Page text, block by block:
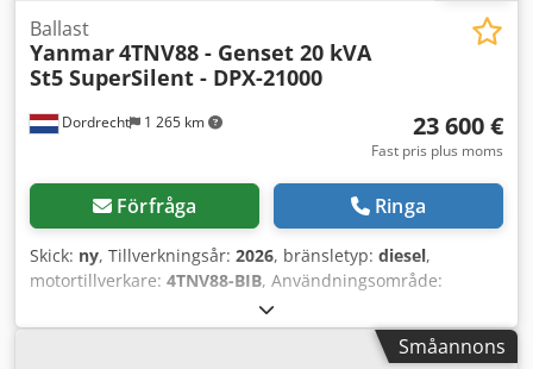
Dordrecht 1 265 km
Ballast
Yanmar4TNV88 - Genset 20 kVA
St5 SuperSilent - DPX-21000
23 600 €
Fast pris plus moms
Förfråga Ringa
Skick: ny, Tillverkningsår: 2026, bränsletyp: diesel,
motortillverkare: 4TNV88-BIB, Användningsområde:
Byggsektorn Egenvikt: 1 395 kg Generator effekt: 20 kVA
Lastutrymmets mått: 240 x 120 x 175 cm Dedpfx Aeznr Erol
Nskr CE-märkning: ja Utsläppsnivå: Stage V / Tier IV final
Småannons